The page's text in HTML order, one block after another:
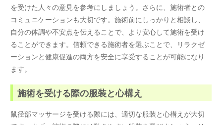
を受けた人々の意見を参考にしましょう。さらに、施術者との
コミュニケーションも大切です。施術前にしっかりと相談し、
自分の体調や不安点を伝えることで、より安心して施術を受け
ることができます。信頼できる施術者を選ぶことで、リラクゼ
ーションと健康促進の両方を安全に享受することが可能になり
ます。
施術を受ける際の服装と心構え
鼠径部マッサージを受ける際には、適切な服装と心構えが大切